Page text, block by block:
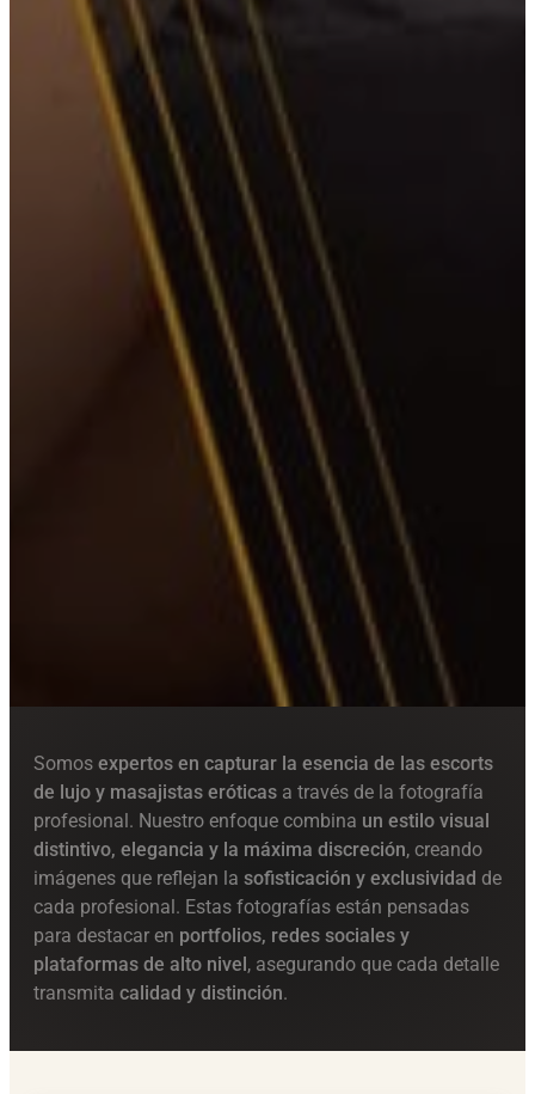
Somos expertos en capturar la esencia de las escorts
de lujo y masajistas eróticas a través de la fotografía
profesional. Nuestro enfoque combina un estilo visual
distintivo, elegancia y la máxima discreción, creando
imágenes que reflejan la sofisticación y exclusividad de
cada profesional. Estas fotografías están pensadas
para destacar en portfolios, redes sociales y
plataformas de alto nivel , asegurando que cada detalle
transmita calidad y distinción.